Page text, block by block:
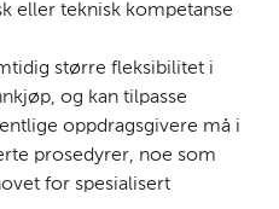
eller teknisk kompetanse
større fleksibilitet i
og kan tilpasse
oppdragsgivere må i
prosedyrer, noe som
for spesialisert